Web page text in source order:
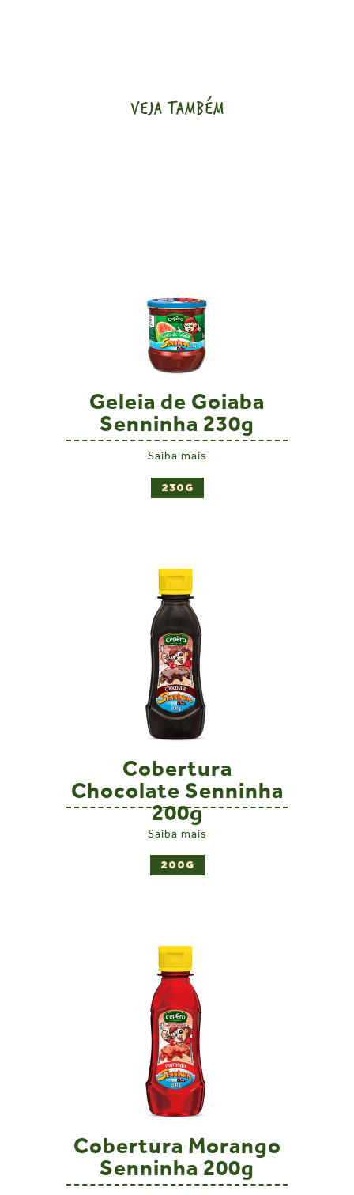
VEJA TAMBÉM
Geleia de Goiaba
Senninha 230g
Saiba mais
230G
Cobertura
Chocolate Senninha
200g
Saiba mais
200G
Cobertura Morango
Senninha 200g